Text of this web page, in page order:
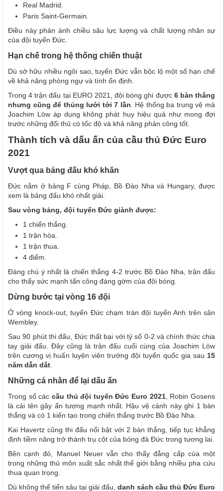
Real Madrid.
Paris Saint-Germain.
Điều này phản ánh chiều sâu lực lượng và chất lượng nhân sự
của đội tuyển Đức.
Hạn chế trong hệ thống chiến thuật
Dù sở hữu nhiều ngôi sao, tuyển Đức vẫn bộc lộ một số hạn chế
về khả năng phòng ngự và tính ổn định.
Trong 4 trận đấu tại EURO 2021, đội bóng ghi được 6 bàn thắng
nhưng cũng để thủng lưới tới 7 lần . Hệ thống ba trung vệ mà
Joachim Löw áp dụng không phát huy hiệu quả như mong đợi
trước những đối thủ có tốc độ và khả năng phản công tốt.
Thành tích và dấu ấn của cầu thủ Đức Euro
2021
Vượt qua bảng đấu khó khăn
Đức nằm ở bảng F cùng Pháp, Bồ Đào Nha và Hungary, được
xem là bảng đấu khó nhất giải.
Sau vòng bảng, đội tuyển Đức giành được:
1 chiến thắng.
1 trận hòa.
1 trận thua.
4 điểm.
Đáng chú ý nhất là chiến thắng 4-2 trước Bồ Đào Nha, trận đấu
cho thấy sức mạnh tấn công đáng gờm của đội bóng.
Dừng bước tại vòng 16 đội
Ở vòng knock-out, tuyển Đức chạm trán đội tuyển Anh trên sân
Wembley.
Sau 90 phút thi đấu, Đức thất bại với tỷ số 0-2 và chính thức chia
tay giải đấu. Đây cũng là trận đấu cuối cùng của Joachim Löw
trên cương vị huấn luyện viên trưởng đội tuyển quốc gia sau 15
năm dẫn dắt
Những cá nhân để lại dấu ấn
Trong số các cầu thủ đội tuyển Đức Euro 2021, Robin Gosens
là cái tên gây ấn tượng mạnh nhất. Hậu vệ cánh này ghi 1 bàn
thắng và có 1 kiến tạo trong chiến thắng trước Bồ Đào Nha.
Kai Havertz cũng thi đấu nổi bật với 2 bàn thắng, tiếp tục khẳng
định tiềm năng trở thành trụ cột của bóng đá Đức trong tương lai.
Bên cạnh đó, Manuel Neuer vẫn cho thấy đẳng cấp của một
trong những thủ môn xuất sắc nhất thế giới bằng nhiều pha cứu
thua quan trọng.
Dù không thể tiến sâu tại giải đấu, danh sách cầu thủ Đức Euro